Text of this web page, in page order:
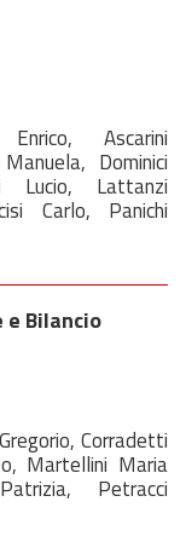
Ascarini
Dominici
Lucio, Lattanzi
Carlo, Panichi
e Bilancio
Corradetti
Martellini Maria
Petracci